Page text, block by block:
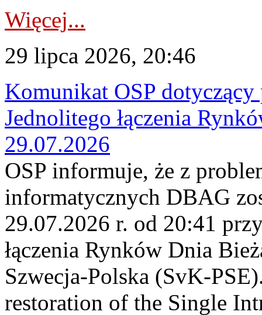
Więcej...
29 lipca 2026, 20:46
Komunikat OSP
Jednolitego łączenia
29.07.2026
OSP informuje, że z
informatycznych DBAG
29.07.2026 r. od 20:41
łączenia Rynków Dnia
Szwecja-Polska (SvK-
restoration of the Single